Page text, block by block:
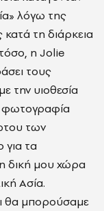
λόγω της
τη διάρκεια
η Jolie
τους
την υιοθεσία
φωτογραφία
των
για τα
δική μου χώρα
Ασία.
θα μπορούσαμε